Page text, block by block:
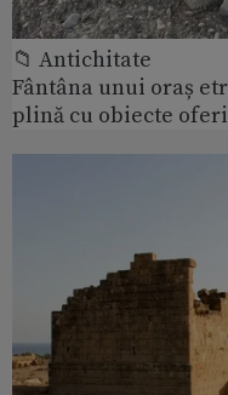
📁 Antichitate
Fântâna unui oraș
plină cu obiecte